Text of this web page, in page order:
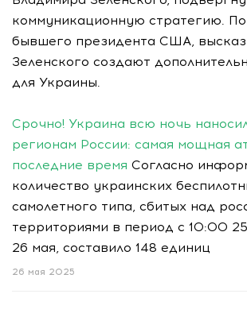
коммуникационную стратегию.
бывшего президента США,
Зеленского создают
для Украины.
Срочно! Украина всю ночь
регионам России: самая мощная
последние время Согласно
количество украинских
самолетного типа, сбитых над
территориями в период с 10:00
26 мая, составило 148 единиц
26 мая 2025